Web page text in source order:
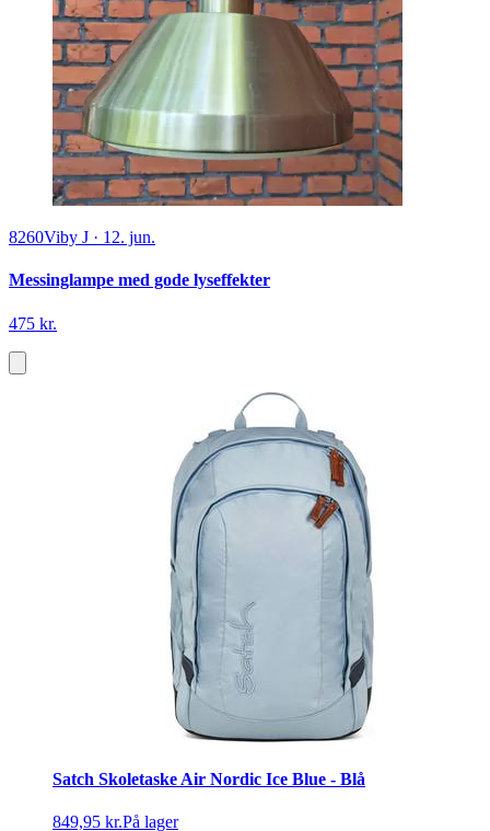
8260Viby J · 12. jun.
Messinglampe med gode lyseffekter
475 kr.
Satch Skoletaske Air Nordic Ice Blue - Blå
849,95 kr.På lager